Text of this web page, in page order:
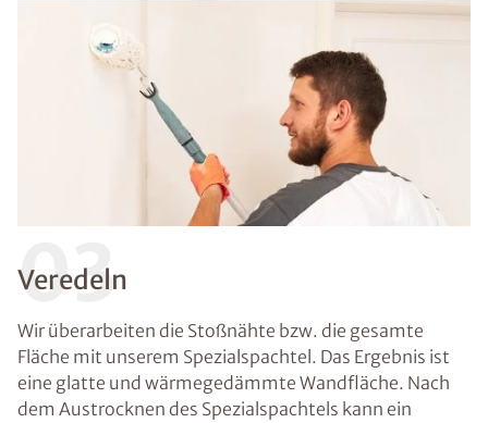
03
Veredeln
Wir überarbeiten die Stoßnähte bzw. die gesamte
Fläche mit unserem Spezialspachtel. Das Ergebnis ist
eine glatte und wärmegedämmte Wandfläche. Nach
dem Austrocknen des Spezialspachtels kann ein